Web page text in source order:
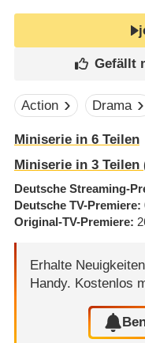
Action Drama
Miniserie in 6 Teilen
Miniserie in 3 Teilen
Deutsche Streaming-
Deutsche TV-Premiere
Original-TV-Premiere
Erhalte
Handy. Kostenlos